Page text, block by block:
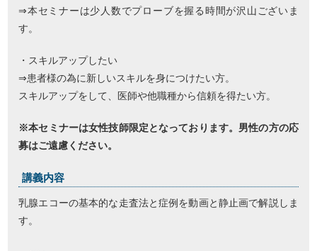
⇒本セミナーは少人数でプローブを握る時間が沢山ございま
す。
・スキルアップしたい
⇒患者様の為に新しいスキルを身につけたい方。
スキルアップをして、医師や他職種から信頼を得たい方。
※本セミナーは女性技師限定となっております。男性の方の応
募はご遠慮ください。
講義内容
乳腺エコーの基本的な走査法と症例を動画と静止画で解説しま
す。